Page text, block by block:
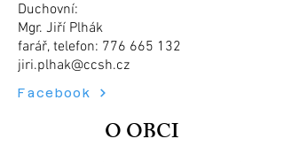
Duchovní:
Mgr. Jiří Plhák
farář, telefon: 776 665 132
jiri.plhak@ccsh.cz
Facebook
O OBCI